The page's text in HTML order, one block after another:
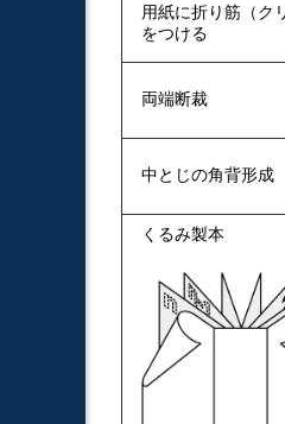
用紙に折り筋（ク
をつける
両端断裁
中とじの角背形成
くるみ製本